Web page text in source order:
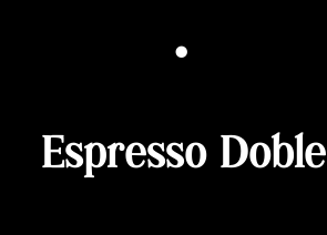
·
Espresso Doble